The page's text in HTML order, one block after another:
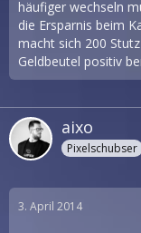
häufiger wechseln
die Ersparnis beim
macht sich 200
Geldbeutel positiv
aixo
Pixelschubser
3. April 2014